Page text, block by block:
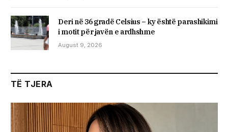
Deri në 36 gradë Celsius – ky është parashikimi
i motit për javën e ardhshme
August 9, 2026
TË TJERA